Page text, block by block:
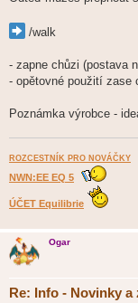
/walk
- zapne chůzi (postava
- opětovné použití zase
Poznámka výrobce -
ROZCESTNÍK PRO NOVÁČKY
NWN:EE EQ 5
ÚČET Equilibrie
Ogar
Re: Info - Novinky a